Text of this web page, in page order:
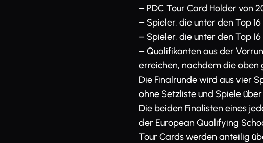
– PDC Tour Card Holder von
– Spieler, die unter den Top
– Spieler, die unter den Top
– Qualifikanten aus der
erreichen, nachdem die
Die Finalrunde wird aus vier
ohne Setzliste und Spiele
Die beiden Finalisten eines
der European Qualifying
Tour Cards werden anteilig